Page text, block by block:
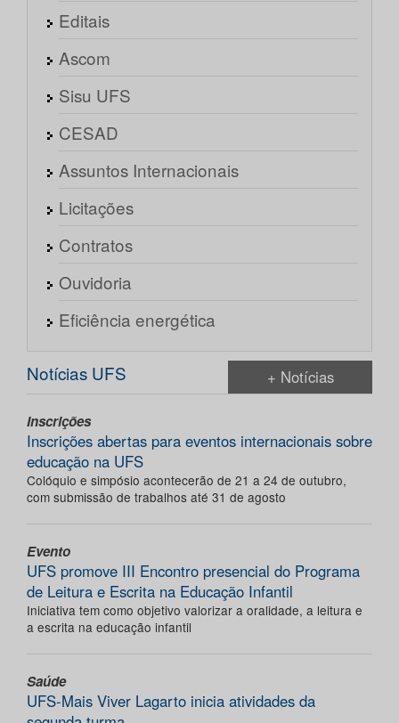
Editais
Ascom
Sisu UFS
CESAD
Assuntos Internacionais
Licitações
Contratos
Ouvidoria
Eficiência energética
Notícias UFS + Notícias
Inscrições
Inscrições abertas para eventos internacionais sobre
educação na UFS
Colóquio e simpósio acontecerão de 21 a 24 de outubro,
com submissão de trabalhos até 31 de agosto
Evento
UFS promove III Encontro presencial do Programa
de Leitura e Escrita na Educação Infantil
Iniciativa tem como objetivo valorizar a oralidade, a leitura e
a escrita na educação infantil
Saúde
UFS-Mais Viver Lagarto inicia atividades da